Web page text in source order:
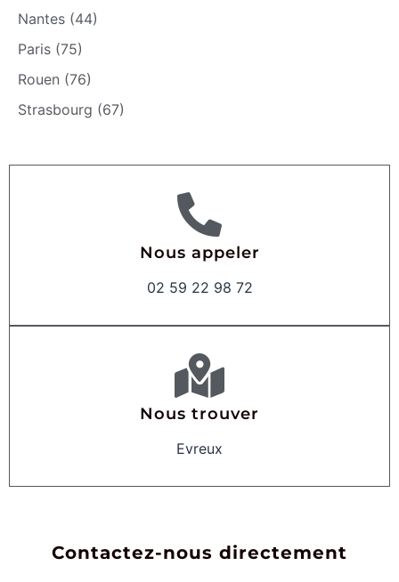
Nantes (44)
Paris (75)
Rouen (76)
Strasbourg (67)
Nous appeler
02 59 22 98 72
Nous trouver
Evreux
Contactez-nous directement